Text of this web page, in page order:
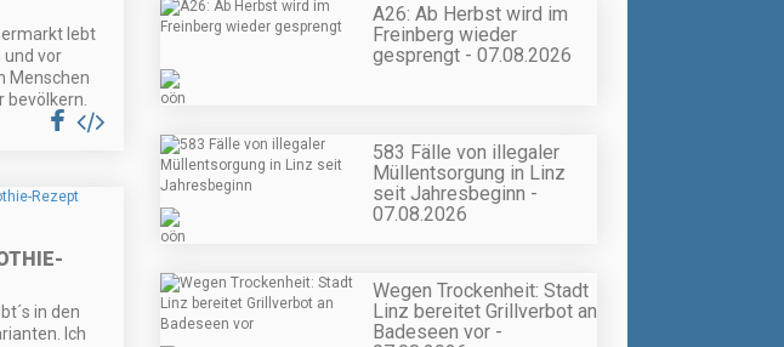
lebt
und vor
Menschen
bevölkern.
in den
Ich
A26: Ab Herbst wird im
Freinberg wieder
gesprengt - 07.08.2026
583 Fälle von illegaler
Müllentsorgung in Linz
seit Jahresbeginn -
07.08.2026
Wegen Trockenheit: Stadt
Linz bereitet Grillverbot an
Badeseen vor -